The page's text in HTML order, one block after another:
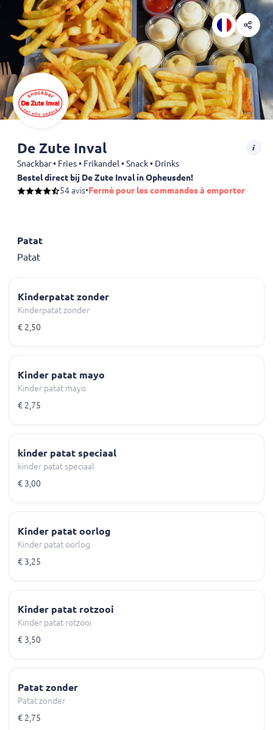
De Zute Inval
Snackbar • Fries • Frikandel • Snack • Drinks
Bestel direct bij De Zute Inval in Opheusden!
Zin in de lekkerste patat, snacks of complete menu’s? Bij De Zute
54 avis•Fermé pour les commandes à emporter
Patat
Patat
Kinderpatat zonder
Kinderpatat zonder
€ 2,50
Kinder patat mayo
Kinder patat mayo
€ 2,75
kinder patat speciaal
kinder patat speciaal
€ 3,00
Kinder patat oorlog
Kinder patat oorlog
€ 3,25
Kinder patat rotzooi
Kinder patat rotzooi
€ 3,50
Patat zonder
Patat zonder
€ 2,75